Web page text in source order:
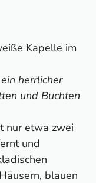
herrlicher
und Buchten
nur etwa zwei
und
blauen